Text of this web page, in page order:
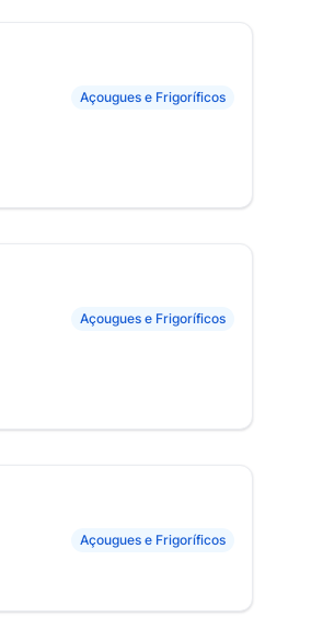
Açougues e Frigoríficos
Açougues e Frigoríficos
Açougues e Frigoríficos